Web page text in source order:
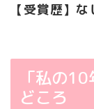
【受賞歴】な
「私の
どころ